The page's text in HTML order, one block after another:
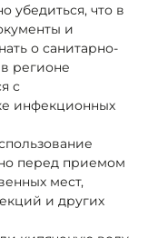
убедиться, что в
и
о санитарно-
регионе
с
инфекционных
перед приемом
мест,
и других